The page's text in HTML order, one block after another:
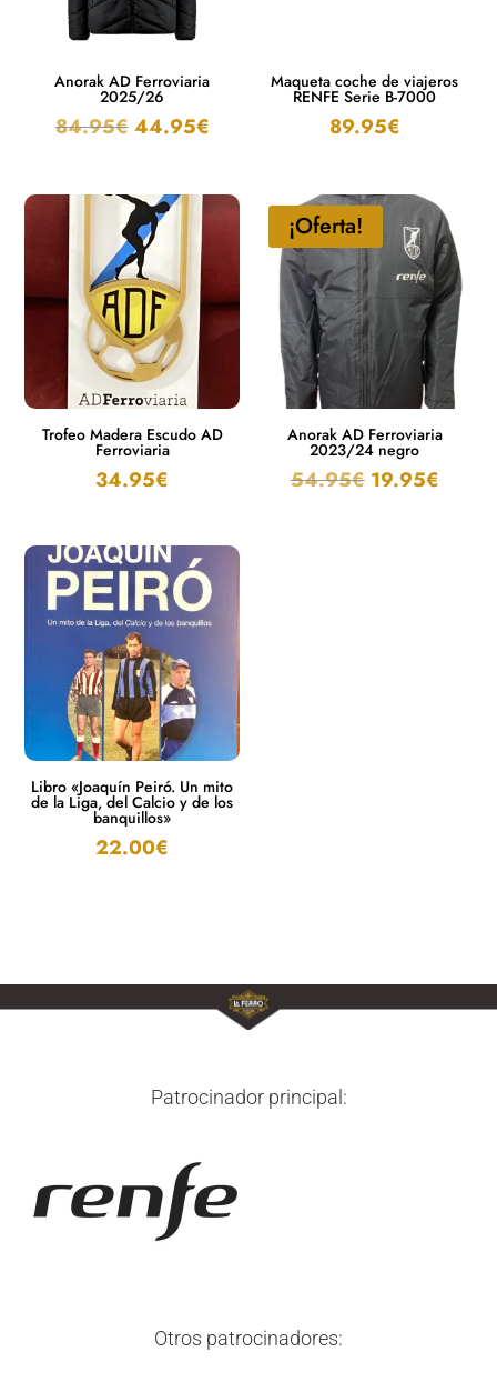
Anorak AD Ferroviaria
2025/26
84.95€ 44.95€
Maqueta coche de viajeros
RENFE Serie B-7000
89.95€
Trofeo Madera Escudo AD
Ferroviaria
34.95€
¡Oferta!
Anorak AD Ferroviaria
2023/24 negro
54.95€ 19.95€
Libro «Joaquín Peiró. Un mito
de la Liga, del Calcio y de los
banquillos»
22.00€
Patrocinador principal:
Otros patrocinadores: